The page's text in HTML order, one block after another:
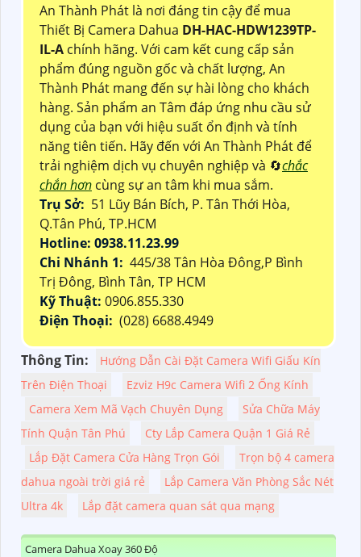
An Thành Phát là nơi đáng tin cậy để mua
Thiết Bị Camera Dahua DH-HAC-HDW1239TP-
IL-A chính hãng. Với cam kết cung cấp sản
phẩm đúng nguồn gốc và chất lượng, An
Thành Phát mang đến sự hài lòng cho khách
hàng. Sản phẩm an Tâm đáp ứng nhu cầu sử
dụng của bạn với hiệu suất ổn định và tính
năng tiên tiến. Hãy đến với An Thành Phát để
trải nghiệm dịch vụ chuyên nghiệp và 🔄chắc
chắn hơn cùng sự an tâm khi mua sắm.
Trụ Sở: 51 Lũy Bán Bích, P. Tân Thới Hòa,
Q.Tân Phú, TP.HCM
Hotline: 0938.11.23.99
Chi Nhánh 1: 445/38 Tân Hòa Đông,P Bình
Trị Đông, Bình Tân, TP HCM
Kỹ Thuật: 0906.855.330
Điện Thoại: (028) 6688.4949
Thông Tin:
Hướng Dẫn Cài Đặt Camera Wifi Giấu Kín
Trên Điện Thoại
Ezviz H9c Camera Wifi 2 Ống Kính
Camera Xem Mã Vạch Chuyên Dụng
Sửa Chữa Máy
Tính Quận Tân Phú
Cty Lắp Camera Quận 1 Giá Rẻ
Lắp Đặt Camera Cửa Hàng Trọn Gói
Trọn bộ 4 camera
dahua ngoài trời giá rẻ
Lắp Camera Văn Phòng Sắc Nét
Ultra 4k
Lắp đặt camera quan sát qua mạng
Camera Dahua Xoay 360 Độ